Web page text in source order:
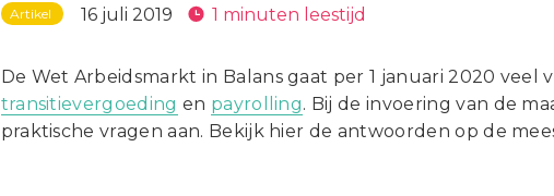
Artikel 16 juli 2019 1 minuten leestijd
De Wet Arbeidsmarkt in Balans gaat per 1 januari 2020
transitievergoeding en payrolling. Bij de invoering van de
praktische vragen aan. Bekijk hier de antwoorden op de